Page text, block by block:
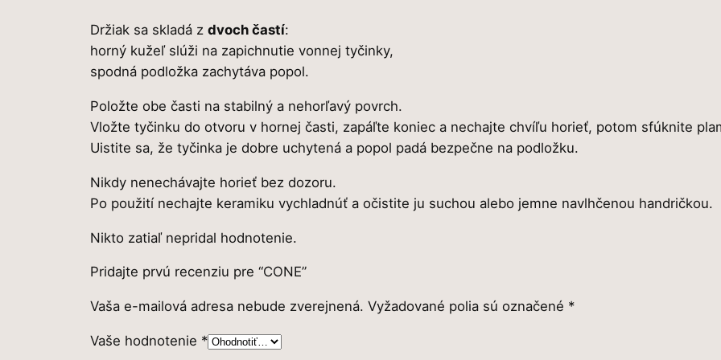
Držiak sa skladá z dvoch častí:
horný kužeľ slúži na zapichnutie vonnej tyčinky,
spodná podložka zachytáva popol.
Položte obe časti na stabilný a nehorľavý povrch.
Vložte tyčinku do otvoru v hornej časti, zapáľte koniec a nechajte chvíľu horieť, potom sfúknite
Uistite sa, že tyčinka je dobre uchytená a popol padá bezpečne na podložku.
Nikdy nenechávajte horieť bez dozoru.
Po použití nechajte keramiku vychladnúť a očistite ju suchou alebo jemne navlhčenou handričkou.
Nikto zatiaľ nepridal hodnotenie.
Pridajte prvú recenziu pre “CONE”
Vaša e-mailová adresa nebude zverejnená. Vyžadované polia sú označené *
Vaše hodnotenie *